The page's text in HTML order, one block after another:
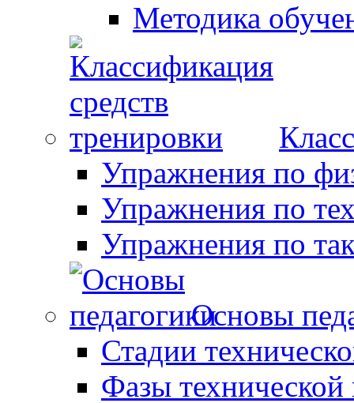
Методика
Упражнения по
Упражнения по
Упражнения по
Основы
Стадии
Фазы технической